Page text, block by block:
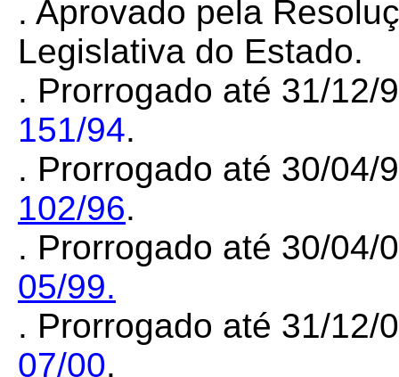
. Aprovado pela
Legislativa do Estado.
. Prorrogado até 31/12/
151/94.
. Prorrogado até 30/04/
102/96.
. Prorrogado até 30/04/
05/99.
. Prorrogado até 31/12/
07/00.